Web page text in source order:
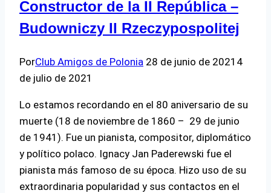
Constructor de la II República –
Budowniczy II Rzeczypospolitej
PorClub Amigos de Polonia 28 de junio de 2021 4
de julio de 2021
Lo estamos recordando en el 80 aniversario de su
muerte (18 de noviembre de 1860 – 29 de junio
de 1941). Fue un pianista, compositor, diplomático
y político polaco. Ignacy Jan Paderewski fue el
pianista más famoso de su época. Hizo uso de su
extraordinaria popularidad y sus contactos en el